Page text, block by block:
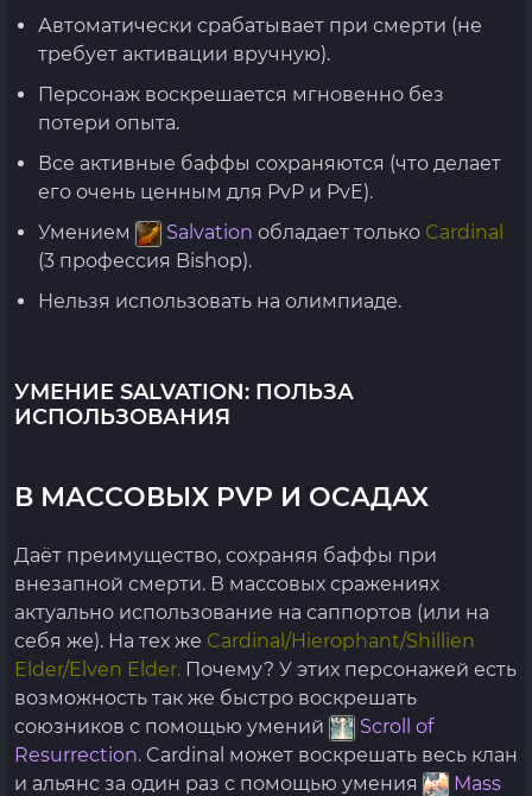
Автоматически срабатывает при смерти (не
требует активации вручную).
Персонаж воскрешается мгновенно без
потери опыта.
Все активные баффы сохраняются (что делает
его очень ценным для PvP и PvE).
Умением
Salvation обладает только Cardinal
(3 профессия Bishop).
Нельзя использовать на олимпиаде.
УМЕНИЕ SALVATION: ПОЛЬЗА
ИСПОЛЬЗОВАНИЯ
В МАССОВЫХ PVP И ОСАДАХ
Даёт преимущество, сохраняя баффы при
внезапной смерти. В массовых сражениях
актуально использование на саппортов (или на
себя же). На тех же Cardinal/Hierophant/Shillien
Elder/Elven Elder. Почему? У этих персонажей есть
возможность так же быстро воскрешать
союзников с помощью умений
Scroll of
Resurrection. Cardinal может воскрешать весь клан
и альянс за один раз с помощью умения
Mass